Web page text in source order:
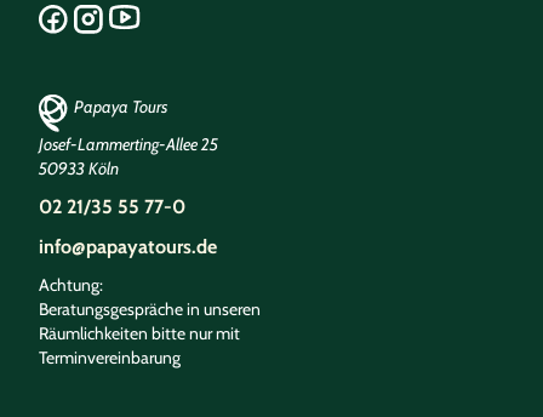
Papaya Tours
Josef-Lammerting-Allee 25
50933 Köln
02 21/35 55 77-0
info@papayatours.de
Achtung:
Beratungsgespräche in unseren
Räumlichkeiten bitte nur mit
Terminvereinbarung